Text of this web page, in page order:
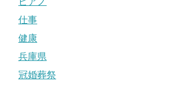
仕事
健康
兵庫県
冠婚葬祭